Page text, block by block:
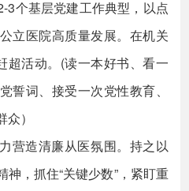
3个基层党建工作典型，以点
立医院高质量发展。在机关
超活动。(读一本好书、看一
誓词、接受一次党性教育、
）
营造清廉从医氛围。持之以
，抓住“关键少数”，紧盯重